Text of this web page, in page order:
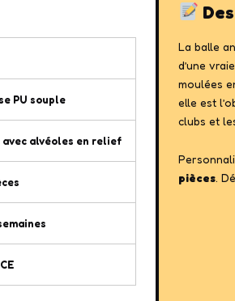
PU souple
avec alvéoles en relief
La balle
d’une
moulées
elle est
clubs et
pièces.